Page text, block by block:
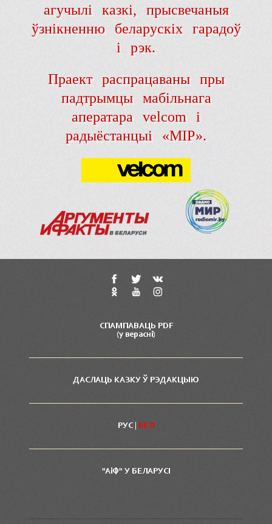
агучылі казкі, прысвечаныя
ўзнікненню беларускіх гарадоў
і рэк.
Праект распрацаваны пры
падтрымцы мабільнага
аператара velcom і
радыёстанцыі «МІР».
СПАМПАВАЦЬ PDF
(у вераснi)
ДАСЛАЦЬ КАЗКУ Ў РЭДАКЦЫЮ
РУС| БЕЛ
"АiФ" У БЕЛАРУСI